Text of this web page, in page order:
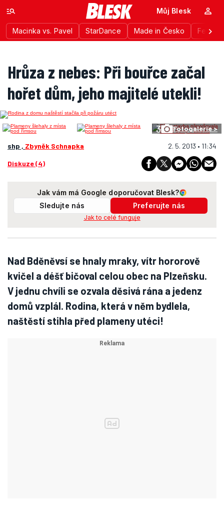
Macinka vs. Pavel StarDance Made in Česko
Můj Blesk
Hrůza z nebes: Při bouřce začal
hořet dům, jeho majitelé utekli!
3 Fotogalerie >
shp , Zbyněk Schnapka 2. 5. 2013 • 11:34
Diskuze (4)
Jak vám má Google doporučovat Blesk?
Sledujte nás
Preferujte nás
Jak to celé funguje
Nad Bděněvsí se hnaly mraky, vítr hororově
kvičel a déšť bičoval celou obec na Plzeňsku.
V jednu chvíli se ozvala děsivá rána a jedenz
domů vzplál. Rodina, která v něm bydlela,
naštěstí stihla před plameny utéci!